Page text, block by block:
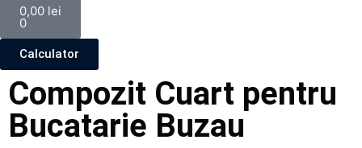
0,00 lei
0
Calculator
Compozit Cuart pentru
Bucatarie Buzau